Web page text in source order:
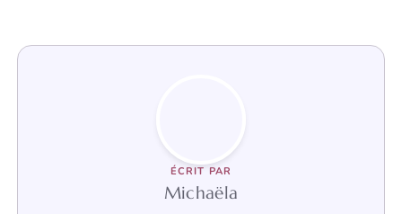
ÉCRIT PAR
Michaëla